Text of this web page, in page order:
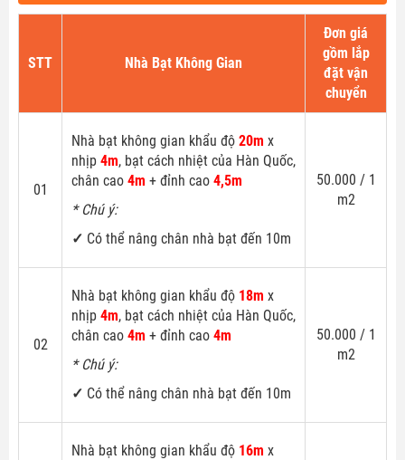
STT Nhà Bạt Không Gian
Đơn giá
gồm lắp
đặt vận
chuyển
01
Nhà bạt không gian khẩu độ 20m x
nhịp 4m, bạt cách nhiệt của Hàn Quốc,
chân cao 4m + đỉnh cao 4,5m
* Chú ý:
✓ Có thể nâng chân nhà bạt đến 10m
50.000 / 1
m2
02
Nhà bạt không gian khẩu độ 18m x
nhịp 4m, bạt cách nhiệt của Hàn Quốc,
chân cao 4m + đỉnh cao 4m
* Chú ý:
✓ Có thể nâng chân nhà bạt đến 10m
50.000 / 1
m2
Nhà bạt không gian khẩu độ 16m x